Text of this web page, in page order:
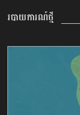
របាយការណ៍ថ្មី